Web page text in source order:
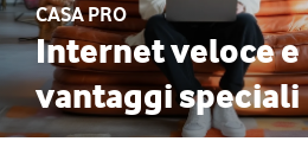
CASA PRO
Internet veloce e
vantaggi speciali